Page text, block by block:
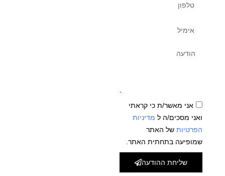
אני מאשר/ת כי קראתי
ואני מסכים/ה ל מדיניות
הפרטיותשל האתר
שמופיעה בתחתית האתר.
שליחת ההודעה